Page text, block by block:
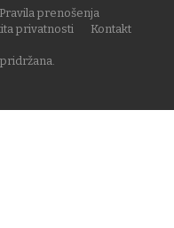
Pravila prenošenja
privatnosti
Kontakt